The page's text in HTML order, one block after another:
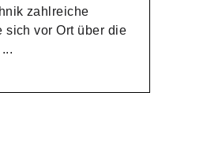
zahlreiche
sich vor Ort über die